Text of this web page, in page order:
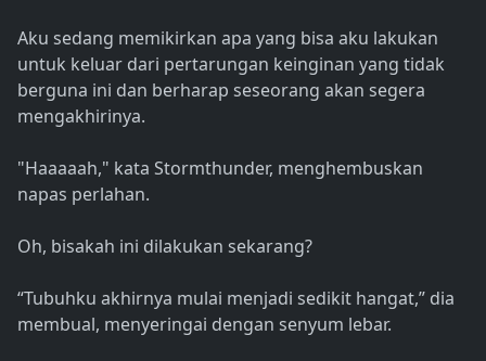
Aku sedang memikirkan apa yang bisa aku lakukan
untuk keluar dari pertarungan keinginan yang tidak
berguna ini dan berharap seseorang akan segera
mengakhirinya.
"Haaaaah," kata Stormthunder, menghembuskan
napas perlahan.
Oh, bisakah ini dilakukan sekarang?
“Tubuhku akhirnya mulai menjadi sedikit hangat,” dia
membual, menyeringai dengan senyum lebar.